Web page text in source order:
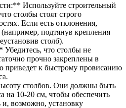
Используйте строительный
столбы стоят строго
Если есть отклонения,
(например, подтянув крепления
столб).
что столбы не
прочно закреплены в
приведет к быстрому провисанию
столбов. Они должны быть
на 10-20 см, чтобы обеспечить
и, возможно, установку